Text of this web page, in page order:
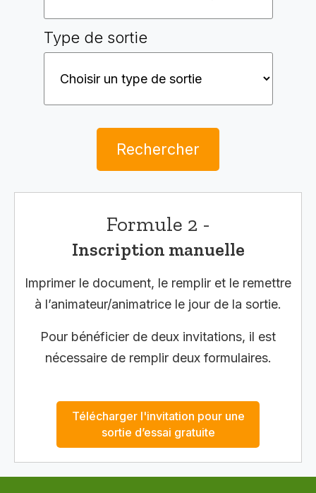
Type de sortie
Rechercher
Formule 2 -
Inscription manuelle
Imprimer le document, le remplir et le remettre
à l’animateur/animatrice le jour de la sortie.
Pour bénéficier de deux invitations, il est
nécessaire de remplir deux formulaires.
Télécharger l'invitation pour une
sortie d’essai gratuite